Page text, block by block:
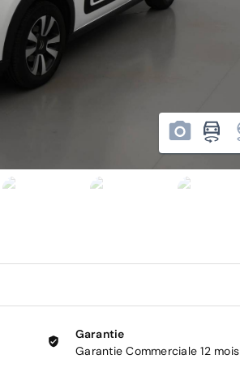
Garantie
Garantie Commerciale 12 mois